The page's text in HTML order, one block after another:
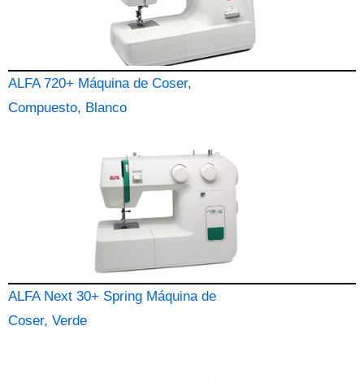
ALFA 720+ Máquina de Coser,
Compuesto, Blanco
ALFA Next 30+ Spring Máquina de
Coser, Verde